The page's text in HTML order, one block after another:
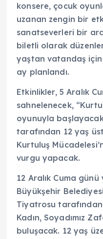
konsere, çocuk
uzanan zengin bir
sanatseverleri bir
biletli olarak
yaştan vatandaş
ay planlandı.
Etkinlikler, 5 Aralık
sahnelenecek,
oyunuyla
tarafından 12 yaş
Kurtuluş
vurgu yapacak.
12 Aralık Cuma
Büyükşehir
Tiyatrosu tarafından
Kadın, Soyadımız
buluşacak. 12 yaş